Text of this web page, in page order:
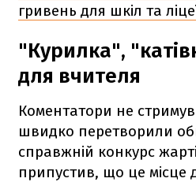
гривень для шкіл та
"Курилка",
для вчителя
Коментатори не
швидко перетворили
справжній конкурс
припустив, що це місце